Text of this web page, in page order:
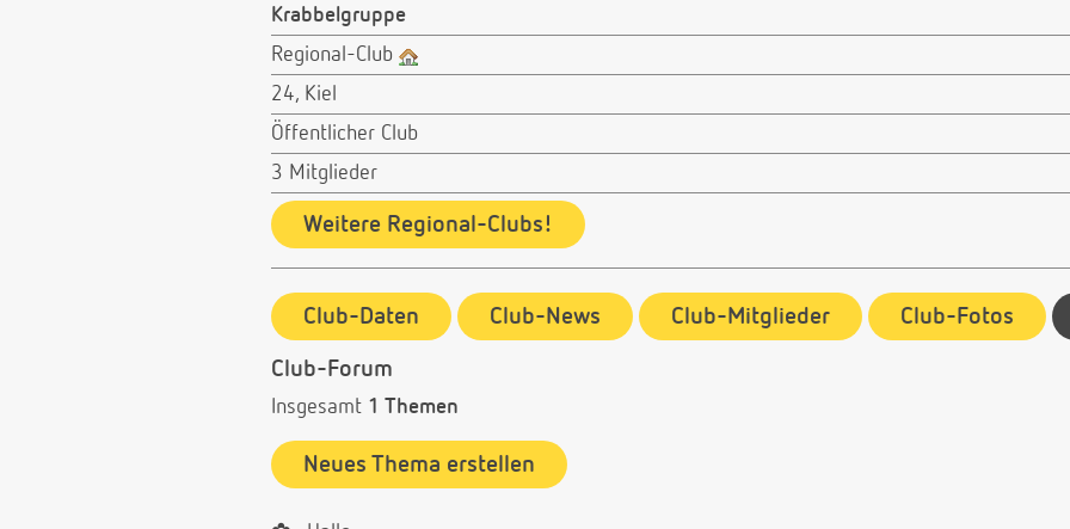
Krabbelgruppe
Regional-Club
24, Kiel
Öffentlicher Club
3 Mitglieder
Weitere Regional-Clubs!
Club-Daten Club-News Club-Mitglieder Club-Fotos
Club-Forum
Insgesamt 1 Themen
Neues Thema erstellen